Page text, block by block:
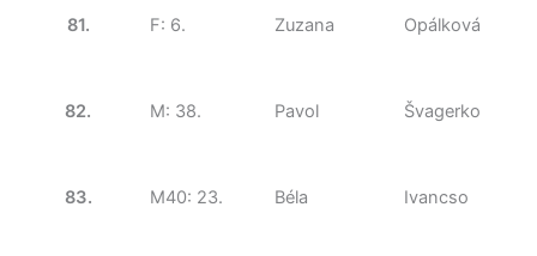
81. F: 6. Zuzana Opálková
82. M: 38. Pavol Švagerko
83. M40: 23. Béla Ivancso